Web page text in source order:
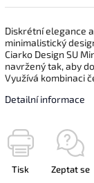
Diskrétní elegance
minimalistický
Ciarko Design SU
navržený tak, aby
Využívá kombinaci
Detailní informace
Tisk Zeptat se